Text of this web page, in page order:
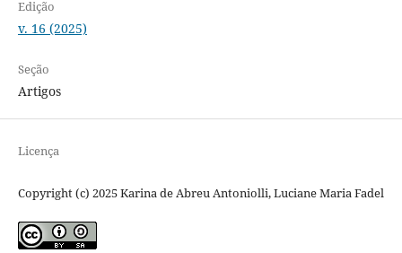
Edição
v. 16 (2025)
Seção
Artigos
Licença
Copyright (c) 2025 Karina de Abreu Antoniolli, Luciane Maria Fadel